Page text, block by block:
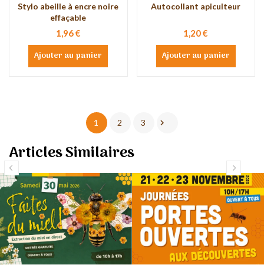
Stylo abeille à encre noire
effaçable
1,96 €
Ajouter au panier
Autocollant apiculteur
1,20 €
Ajouter au panier
1 2 3 
Articles Similaires